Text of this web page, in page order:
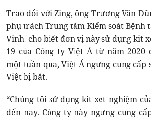
Trao đổi với Zing, ông Trương Văn
phụ trách Trung tâm Kiểm soát Bệnh
Vinh, cho biết đơn vị này sử dụng kit
19 của Công ty Việt Á từ năm 2020
một tuần qua, Việt Á ngưng cung cấp
Việt bị bắt.
“Chúng tôi sử dụng kit xét nghiệm
đến nay. Công ty này ngưng cung